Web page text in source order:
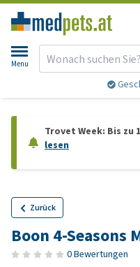
Menu
Trovet Week: Bis zu
lesen
Zurück
Boon 4-Seasons
0 Bewertungen